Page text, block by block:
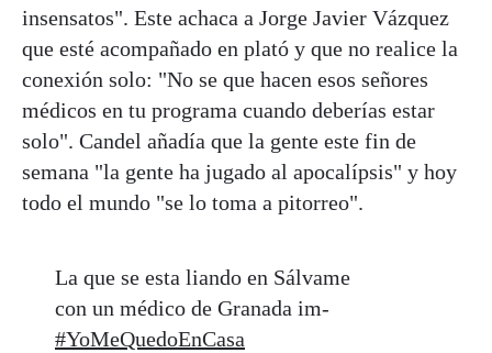
insensatos". Este achaca a Jorge Javier Vázquez
que esté acompañado en plató y que no realice la
conexión solo: "No se que hacen esos señores
médicos en tu programa cuando deberías estar
solo". Candel añadía que la gente este fin de
semana "la gente ha jugado al apocalípsis" y hoy
todo el mundo "se lo toma a pitorreo".
La que se esta liando en Sálvame
con un médico de Granada im-
#YoMeQuedoEnCasa